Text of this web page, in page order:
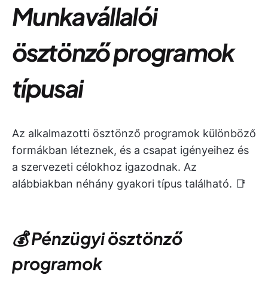
Munkavállalói
ösztönző programok
típusai
Az alkalmazotti ösztönző programok különböző
formákban léteznek, és a csapat igényeihez és
a szervezeti célokhoz igazodnak. Az
alábbiakban néhány gyakori típus található. 📑
💰 Pénzügyi ösztönző
programok